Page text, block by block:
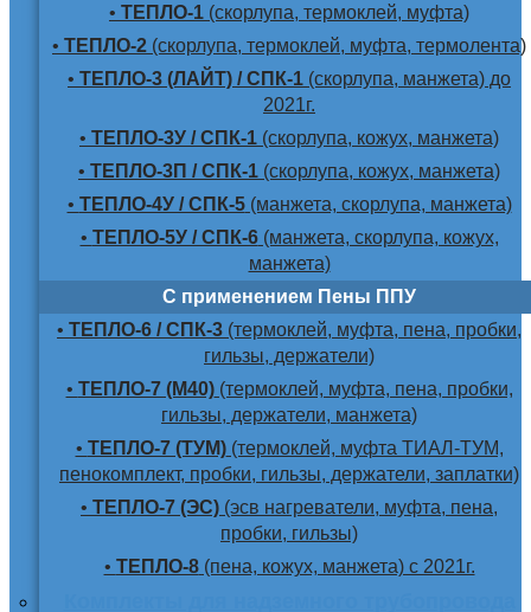
• ТЕПЛО-1 (скорлупа, термоклей, муфта)
• ТЕПЛО-2 (скорлупа, термоклей, муфта, термолента)
• ТЕПЛО-3 (ЛАЙТ) / СПК-1 (скорлупа, манжета) до
2021г.
• ТЕПЛО-3У / СПК-1 (скорлупа, кожух, манжета)
• ТЕПЛО-3П / СПК-1 (скорлупа, кожух, манжета)
• ТЕПЛО-4У / СПК-5(манжета, скорлупа, манжета)
• ТЕПЛО-5У / СПК-6(манжета, скорлупа, кожух,
манжета)
С применением Пены ППУ
• ТЕПЛО-6 / СПК-3 (термоклей, муфта, пена, пробки,
гильзы, держатели)
• ТЕПЛО-7 (М40)(термоклей, муфта, пена, пробки,
гильзы, держатели, манжета)
• ТЕПЛО-7 (ТУМ)(термоклей, муфта ТИАЛ-ТУМ,
пенокомплект, пробки, гильзы, держатели, заплатки)
• ТЕПЛО-7 (ЭС) (эсв нагреватели, муфта, пена,
пробки, гильзы)
• ТЕПЛО-8(пена, кожух, манжета) с 2021г.